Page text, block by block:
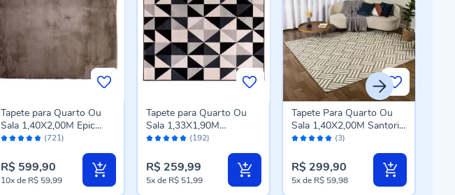
Avaliação: (721)
Tapete para Quarto Ou
Sala 1,40X2,00M Epic
Havan Casa - Taupe
R$ 599,90
10xde R$ 59,99
Avaliação: (192)
Tapete para Quarto Ou
Sala 1,33X1,90M
Renaissance Havan Casa
R$ 259,99
5xde R$ 51,99
Avaliação: (3)
Tapete Para Quarto Ou
Sala 1,40X2,00M Santorini
Havan Casa - Natural
R$ 299,90
5xde R$ 59,98